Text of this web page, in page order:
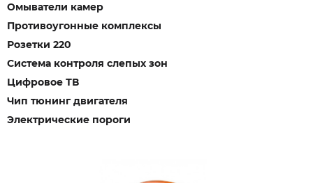
Омыватели камер
Противоугонные комплексы
Розетки 220
Система контроля слепых зон
Цифровое ТВ
Чип тюнинг двигателя
Электрические пороги